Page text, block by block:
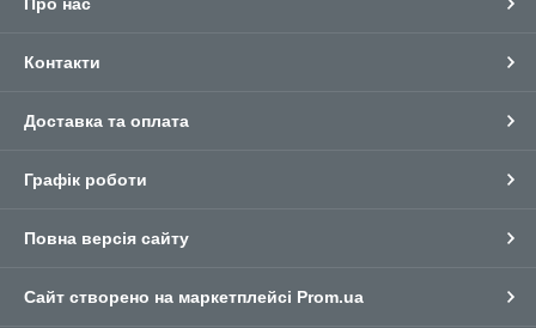
Контакти
Доставка та оплата
Графік роботи
Повна версія сайту
Сайт створено на маркетплейсі Prom.ua